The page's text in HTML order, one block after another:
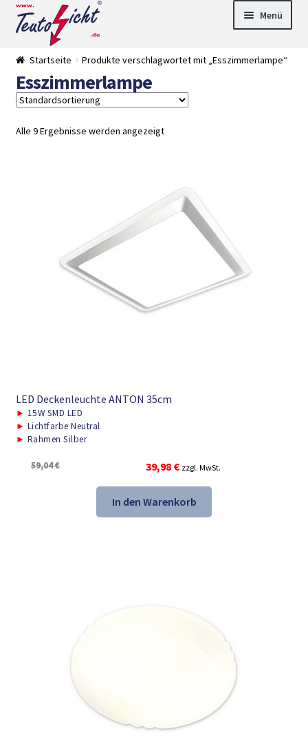
Zur
Navigation
springen
Springe
zum
Menü
► LED Panel
►
Startseite Produkte verschlagwortet mit „Esszimmerlampe“
Esszimmerlampe
Alle 9 Ergebnisse werden angezeigt
LED Deckenleuchte ANTON 35cm
► 15W SMD LED
► Lichtfarbe Neutral
► Rahmen Silber
59,04€
Ursprünglicher
Preis
war:
59,04 €
39,98 €Aktueller
Preis
ist:
39,98 €.
zzgl. MwSt.
In den Warenkorb